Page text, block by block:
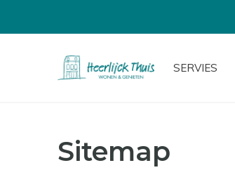
SERVIES
Sitemap